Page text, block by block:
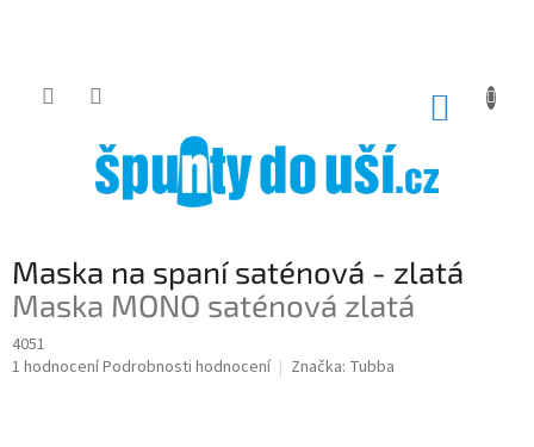
Maska na spaní saténová - zlatá
Maska MONO saténová zlatá
4051
Průměrné
1 hodnoceníPodrobnosti hodnocení Značka: Tubba